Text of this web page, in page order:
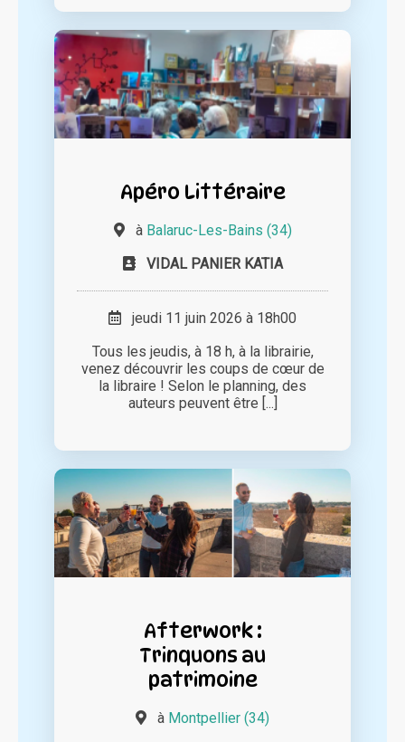
Apéro Littéraire
à Balaruc-Les-Bains (34)
VIDAL PANIER KATIA
jeudi 11 juin 2026 à 18h00
Tous les jeudis, à 18 h, à la librairie,
venez découvrir les coups de cœur de
la libraire ! Selon le planning, des
auteurs peuvent être [...]
Afterwork :
Trinquons au
patrimoine
à Montpellier (34)